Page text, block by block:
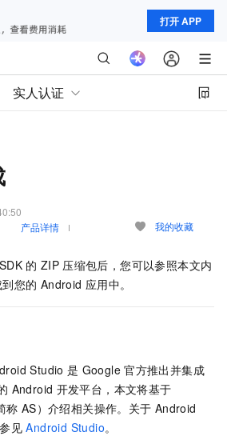
打开 APP
实人认证
产品详情 我的收藏
的 ZIP 压缩包后，您可以参照本文内
您的 Android 应用中。
Studio 是 Google 官方推出并集成
Android 开发平台，本文将基于
称 AS）介绍相关操作。关于 Android
见 Android Studio。